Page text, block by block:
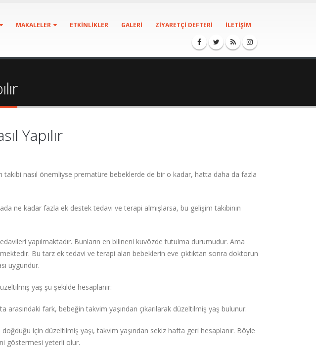
MAKALELER ETKINLIKLER GALERI ZIYARETÇI DEFTERI İLETIŞIM
Yapılır
takibi nasıl önemliyse prematüre bebeklerde de bir o kadar, hatta daha da fazla
ne kadar fazla ek destek tedavi ve terapi almışlarsa, bu gelişim takibinin
yapılmaktadır. Bunların en bilineni kuvözde tutulma durumudur. Ama
Bu tarz ek tedavi ve terapi alan bebeklerin eve çıktıktan sonra doktorun
uygundur.
yaş şu şekilde hesaplanır:
fark, bebeğin takvim yaşından çıkarılarak düzeltilmiş yaş bulunur.
için düzeltilmiş yaşı, takvim yaşından sekiz hafta geri hesaplanır. Böyle
göstermesi yeterli olur.